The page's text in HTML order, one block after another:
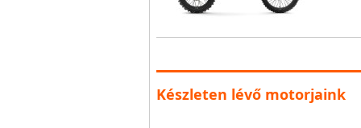
Készleten lévő motorjaink